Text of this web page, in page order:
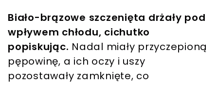
Biało-brązowe szczenięta drżały pod
wpływem chłodu, cichutko
popiskując. Nadal miały przyczepioną
pępowinę, a ich oczy i uszy
pozostawały zamknięte, co